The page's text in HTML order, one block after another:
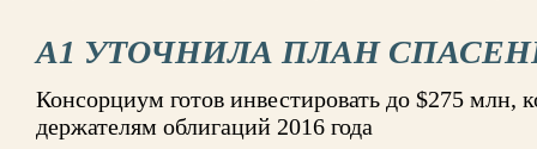
A1 УТОЧНИЛА ПЛАН
Консорциум готов инвестировать до $275 млн,
держателям облигаций 2016 года